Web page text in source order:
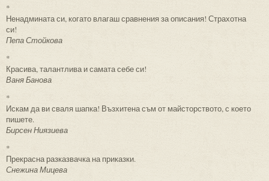
*
Ненадмината си, когато влагаш сравнения за описания! Страхотна
си!
Пепа Стойкова
*
Красива, талантлива и самата себе си!
Ваня Банова
*
Искам да ви сваля шапка! Възхитена съм от майсторството, с което
пишете.
Бирсен Ниязиева
*
Прекрасна разказвачка на приказки.
Снежина Мицева